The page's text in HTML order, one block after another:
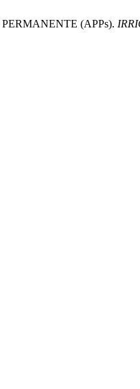
(APPs).